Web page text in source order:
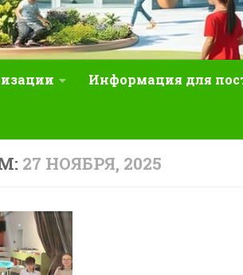
Информация для
27 НОЯБРЯ, 2025